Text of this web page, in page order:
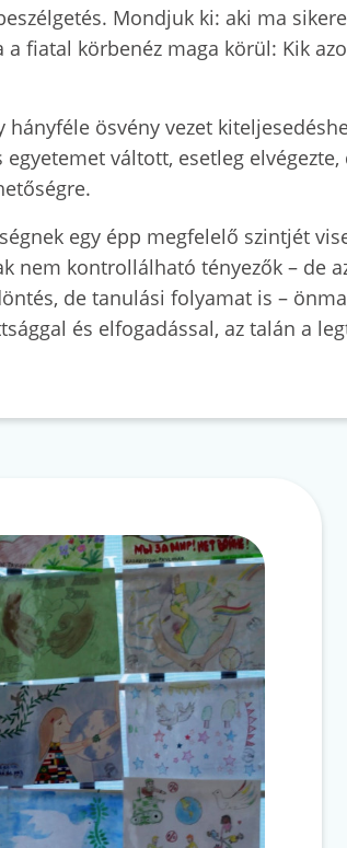
Mondjuk ki: aki ma
fiatal körbenéz maga körül: Kik
ösvény vezet
váltott, esetleg
egy épp megfelelő szintjét
nem kontrollálható tényezők – de
de tanulási folyamat is –
és elfogadással, az talán a